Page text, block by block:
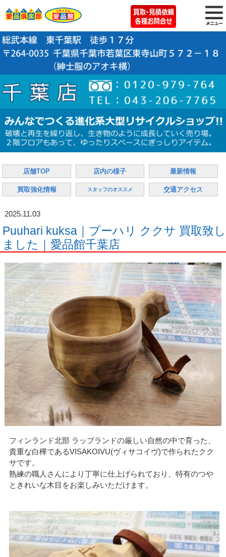
店舗TOP 店内の様子 最新情報
買取強化情報 スタッフのオススメ 交通アクセス
2025.11.03
Puuhari kuksa｜プーハリ ククサ 買取致し
ました｜愛品館千葉店
フィンランド北部 ラップランドの厳しい自然の中で育った、
貴重な白樺であるVISAKOIVU(ヴィサコイヴ)で作られたクク
サです。
熟練の職人さんにより丁寧に仕上げられており、特有のつや
ときれいな木目をお楽しみいただけます。